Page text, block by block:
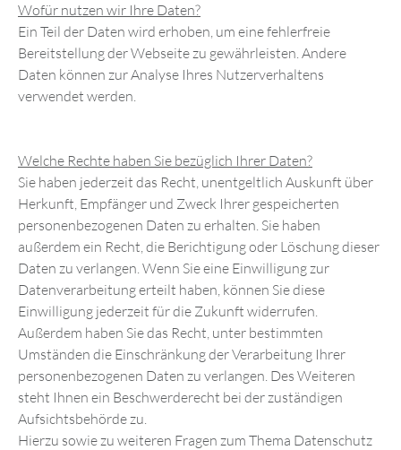
Wofür nutzen wir Ihre Daten?
Ein Teil der Daten wird erhoben, um eine fehlerfreie
Bereitstellung der Webseite zu gewährleisten. Andere
Daten können zur Analyse Ihres Nutzerverhaltens
verwendet werden.
Welche Rechte haben Sie bezüglich Ihrer Daten?
Sie haben jederzeit das Recht, unentgeltlich Auskunft über
Herkunft, Empfänger und Zweck Ihrer gespeicherten
personenbezogenen Daten zu erhalten. Sie haben
außerdem ein Recht, die Berichtigung oder Löschung dieser
Daten zu verlangen. Wenn Sie eine Einwilligung zur
Datenverarbeitung erteilt haben, können Sie diese
Einwilligung jederzeit für die Zukunft widerrufen.
Außerdem haben Sie das Recht, unter bestimmten
Umständen die Einschränkung der Verarbeitung Ihrer
personenbezogenen Daten zu verlangen. Des Weiteren
steht Ihnen ein Beschwerderecht bei der zuständigen
Aufsichtsbehörde zu.
Hierzu sowie zu weiteren Fragen zum Thema Datenschutz